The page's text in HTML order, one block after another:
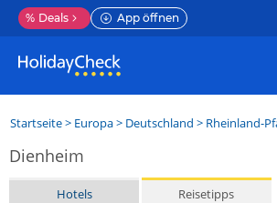
% Deals App öffnen
Startseite> Europa> Deutschland > Rheinland-
Dienheim
Hotels Reisetipps